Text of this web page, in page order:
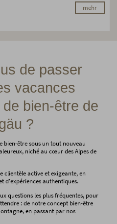
mehr
de passer
vacances
bien-être de
?
bien-être sous un tout nouveau
niché au cœur des Alpes de
clientèle active et exigeante, en
d'expériences authentiques.
questions les plus fréquentes, pour
: de notre concept bien-être
en passant par nos